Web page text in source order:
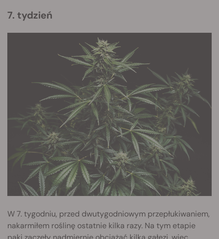
7. tydzień
W 7. tygodniu, przed dwutygodniowym przepłukiwaniem,
nakarmiłem roślinę ostatnie kilka razy. Na tym etapie